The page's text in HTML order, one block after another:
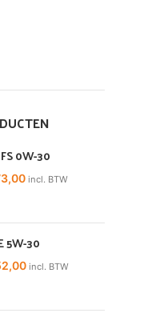
0W-30
incl. BTW
5W-30
incl. BTW